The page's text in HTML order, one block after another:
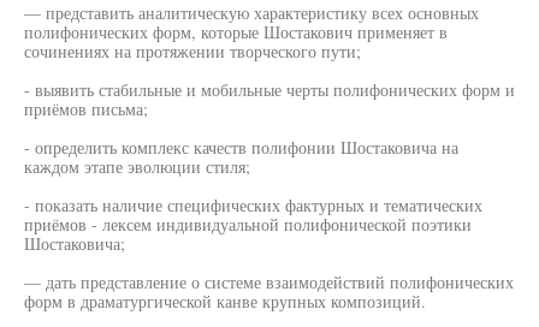
— представить аналитическую характеристику всех основных
полифонических форм, которые Шостакович применяет в
сочинениях на протяжении творческого пути;
- выявить стабильные и мобильные черты полифонических форм и
приёмов письма;
- определить комплекс качеств полифонии Шостаковича на
каждом этапе эволюции стиля;
- показать наличие специфических фактурных и тематических
приёмов - лексем индивидуальной полифонической поэтики
Шостаковича;
— дать представление о системе взаимодействий полифонических
форм в драматургической канве крупных композиций.